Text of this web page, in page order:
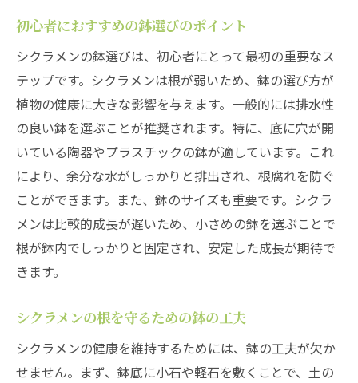
初心者におすすめの鉢選びのポイント
シクラメンの鉢選びは、初心者にとって最初の重要なス
テップです。シクラメンは根が弱いため、鉢の選び方が
植物の健康に大きな影響を与えます。一般的には排水性
の良い鉢を選ぶことが推奨されます。特に、底に穴が開
いている陶器やプラスチックの鉢が適しています。これ
により、余分な水がしっかりと排出され、根腐れを防ぐ
ことができます。また、鉢のサイズも重要です。シクラ
メンは比較的成長が遅いため、小さめの鉢を選ぶことで
根が鉢内でしっかりと固定され、安定した成長が期待で
きます。
シクラメンの根を守るための鉢の工夫
シクラメンの健康を維持するためには、鉢の工夫が欠か
せません。まず、鉢底に小石や軽石を敷くことで、土の